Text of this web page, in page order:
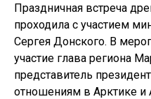
Праздничная встреча
проходила с участием
Сергея Донского. В
участие глава региона
представитель
отношениям в Арктике и